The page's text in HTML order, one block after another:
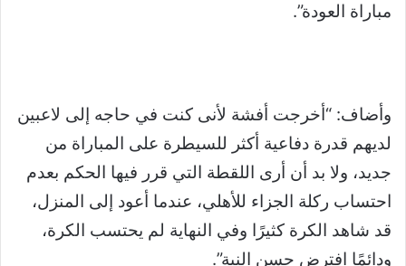
مباراة العودة”.
وأضاف: “أخرجت أفشة لأنى كنت في حاجه إلى لاعبين
لديهم قدرة دفاعية أكثر للسيطرة على المباراة من
جديد، ولا بد أن أرى اللقطة التي قرر فيها الحكم بعدم
احتساب ركلة الجزاء للأهلي، عندما أعود إلى المنزل،
قد شاهد الكرة كثيرًا وفي النهاية لم يحتسب الكرة،
ودائمًا افترض حسن النية”.